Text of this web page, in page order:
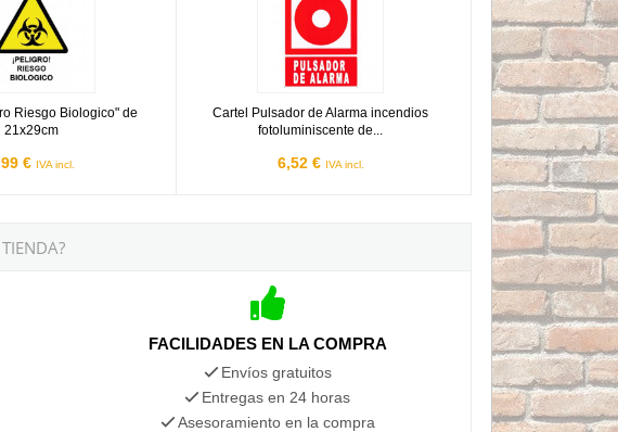
Riesgo Biologico" de
21x29cm
€ IVA incl.
Cartel Pulsador de Alarma incendios
fotoluminiscente de...
6,52 € IVA incl.
FACILIDADES EN LA COMPRA
Envíos gratuitos
Entregas en 24 horas
Asesoramiento en la compra